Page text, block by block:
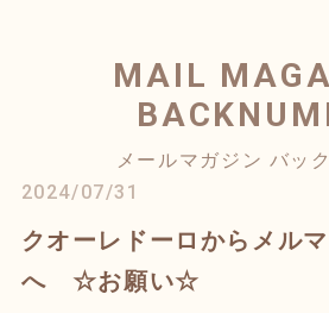
MAIL
メールマガジン バッ
2024/07/31
クオーレドーロからメル
へ ☆お願い☆